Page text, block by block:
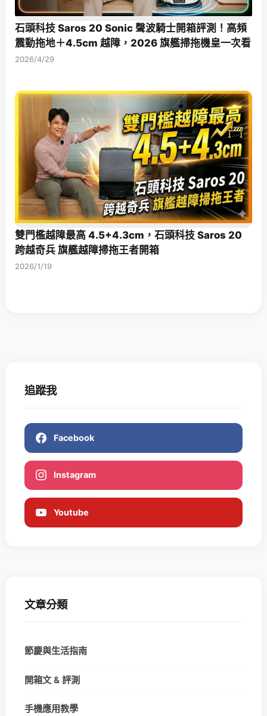
石頭科技 Saros 20 Sonic 聲波騎士開箱評測！高頻
震動拖地＋4.5cm 越障，2026 旗艦掃拖機皇一次看
2026/4/29
雙門檻越障最高 4.5+4.3cm，石頭科技 Saros 20
跨越奇兵 旗艦越障掃拖王者開箱
2026/1/19
追蹤我
Facebook
Instagram
Youtube
文章分類
節慶與生活指南
開箱文 & 評測
手機應用教學